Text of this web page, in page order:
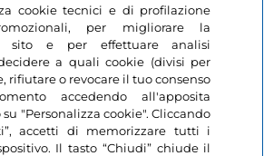
cookie tecnici e di profilazione
per migliorare la
sito e per effettuare analisi
a quali cookie (divisi per
rifiutare o revocare il tuo consenso
accedendo all'apposita
"Personalizza cookie". Cliccando
accetti di memorizzare tutti i
Il tasto “Chiudi” chiude il